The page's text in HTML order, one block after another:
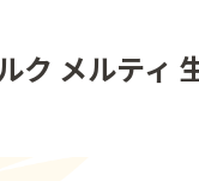
ク メルティ